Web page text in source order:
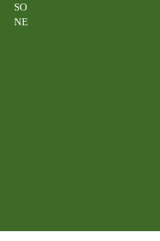
SO
NE